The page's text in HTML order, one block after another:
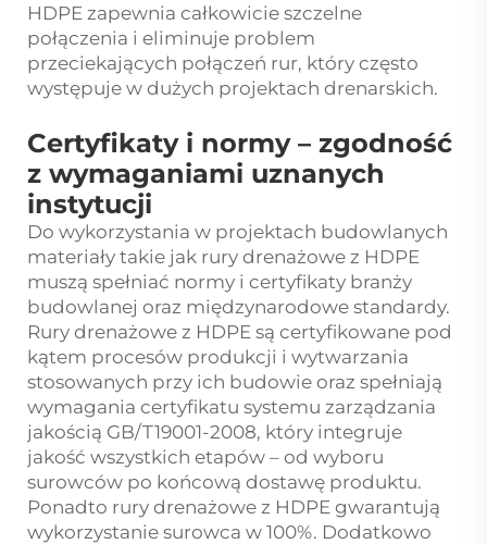
HDPE zapewnia całkowicie szczelne
połączenia i eliminuje problem
przeciekających połączeń rur, który często
występuje w dużych projektach drenarskich.
Certyfikaty i normy – zgodność
z wymaganiami uznanych
instytucji
Do wykorzystania w projektach budowlanych
materiały takie jak rury drenażowe z HDPE
muszą spełniać normy i certyfikaty branży
budowlanej oraz międzynarodowe standardy.
Rury drenażowe z HDPE są certyfikowane pod
kątem procesów produkcji i wytwarzania
stosowanych przy ich budowie oraz spełniają
wymagania certyfikatu systemu zarządzania
jakością GB/T19001-2008, który integruje
jakość wszystkich etapów – od wyboru
surowców po końcową dostawę produktu.
Ponadto rury drenażowe z HDPE gwarantują
wykorzystanie surowca w 100%. Dodatkowo